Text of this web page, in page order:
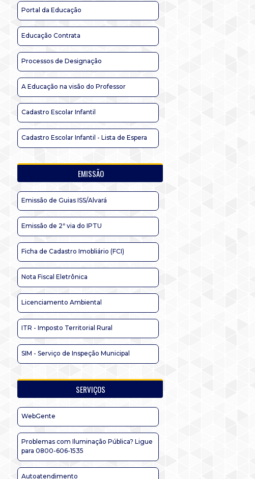
Portal da Educação
Educação Contrata
Processos de Designação
A Educação na visão do Professor
Cadastro Escolar Infantil
Cadastro Escolar Infantil - Lista de Espera
EMISSÃO
Emissão de Guias ISS/Alvará
Emissão de 2ª via do IPTU
Ficha de Cadastro Imobliário (FCI)
Nota Fiscal Eletrônica
Licenciamento Ambiental
ITR - Imposto Territorial Rural
SIM - Serviço de Inspeção Municipal
SERVIÇOS
WebGente
Problemas com Iluminação Pública? Ligue
para 0800-606-1535
Autoatendimento